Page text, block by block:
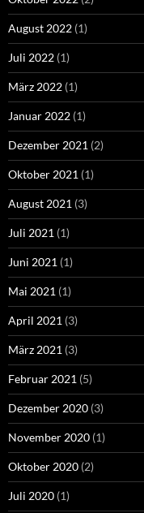
August 2022 (1)
Juli 2022 (1)
März 2022 (1)
Januar 2022 (1)
Dezember 2021 (2)
Oktober 2021 (1)
August 2021 (3)
Juli 2021 (1)
Juni 2021 (1)
Mai 2021 (1)
April 2021 (3)
März 2021 (3)
Februar 2021 (5)
Dezember 2020 (3)
November 2020 (1)
Oktober 2020 (2)
Juli 2020 (1)